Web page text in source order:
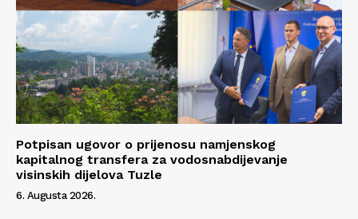
Potpisan ugovor o prijenosu namjenskog
kapitalnog transfera za vodosnabdijevanje
visinskih dijelova Tuzle
6. Augusta 2026.